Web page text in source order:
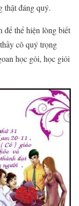
thật đáng quý.
để thể hiện lòng biết
cô quý trọng
học gỏi, học giỏi